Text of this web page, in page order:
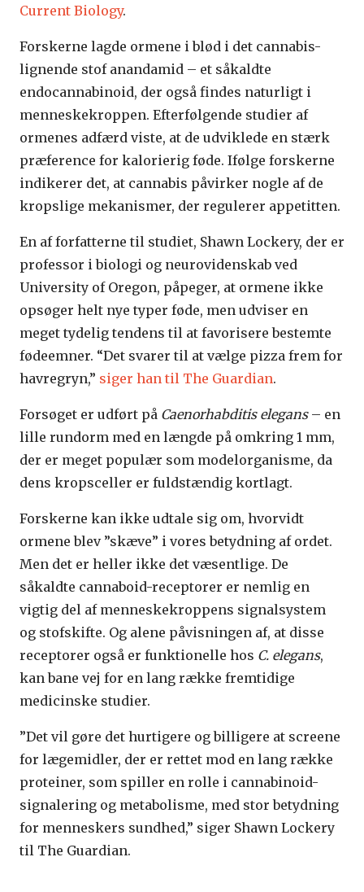
Current Biology.
Forskerne lagde ormene i blød i det cannabis-
lignende stof anandamid – et såkaldte
endocannabinoid, der også findes naturligt i
menneskekroppen. Efterfølgende studier af
ormenes adfærd viste, at de udviklede en stærk
præference for kalorierig føde. Ifølge forskerne
indikerer det, at cannabis påvirker nogle af de
kropslige mekanismer, der regulerer appetitten.
En af forfatterne til studiet, Shawn Lockery, der er
professor i biologi og neurovidenskab ved
University of Oregon, påpeger, at ormene ikke
opsøger helt nye typer føde, men udviser en
meget tydelig tendens til at favorisere bestemte
fødeemner. “Det svarer til at vælge pizza frem for
havregryn,” siger han til The Guardian.
Forsøget er udført på Caenorhabditis elegans – en
lille rundorm med en længde på omkring 1 mm,
der er meget populær som modelorganisme, da
dens kropsceller er fuldstændig kortlagt.
Forskerne kan ikke udtale sig om, hvorvidt
ormene blev ”skæve” i vores betydning af ordet.
Men det er heller ikke det væsentlige. De
såkaldte cannaboid-receptorer er nemlig en
vigtig del af menneskekroppens signalsystem
og stofskifte. Og alene påvisningen af, at disse
receptorer også er funktionelle hos C. elegans,
kan bane vej for en lang række fremtidige
medicinske studier.
”Det vil gøre det hurtigere og billigere at screene
for lægemidler, der er rettet mod en lang række
proteiner, som spiller en rolle i cannabinoid-
signalering og metabolisme, med stor betydning
for menneskers sundhed,” siger Shawn Lockery
til The Guardian.